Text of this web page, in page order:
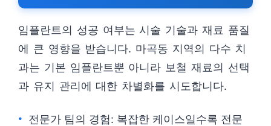
임플란트의 성공 여부는 시술 기술과 재료 품질
에 큰 영향을 받습니다. 마곡동 지역의 다수 치
과는 기본 임플란트뿐 아니라 보철 재료의 선택
과 유지 관리에 대한 차별화를 시도합니다.
전문가 팀의 경험: 복잡한 케이스일수록 전문